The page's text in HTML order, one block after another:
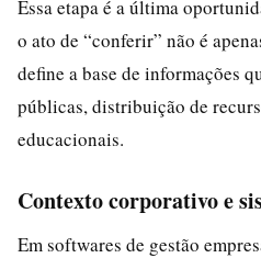
Essa etapa é a última
o ato de “conferir” não é
define a base de informações
públicas, distribuição de
educacionais.
Contexto corporativo e
Em softwares de gestão